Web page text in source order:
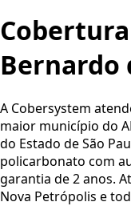
Bernardo
A Cobersystem
maior município do
do Estado de São
policarbonato com
garantia de 2 anos.
Nova Petrópolis e